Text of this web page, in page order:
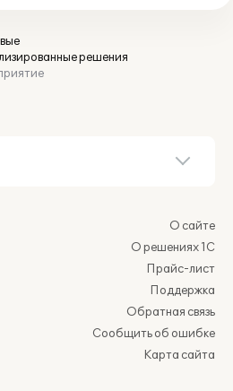
решения
О сайте
О решениях 1С
Прайс-лист
Поддержка
Обратная связь
Сообщить об ошибке
Карта сайта